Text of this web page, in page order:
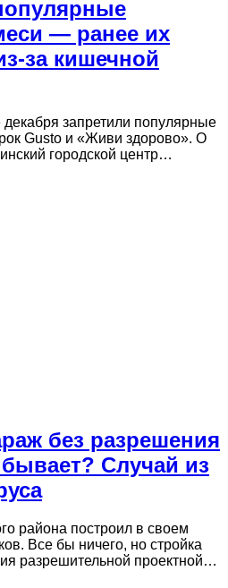
— ранее их
за кишечной
запретили популярные
Gusto и «Живи здорово». О
городской центр…
без разрешения
бывает? Случай из
района построил в своем
Все бы ничего, но стройка
разрешительной проектной…